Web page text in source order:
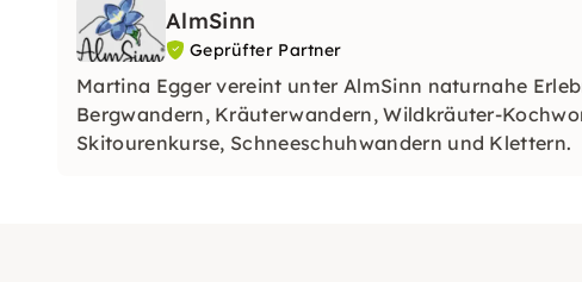
AlmSinn
Geprüfter Partner
Martina Egger vereint unter AlmSinn naturnahe
Bergwandern, Kräuterwandern, Wildkräuter-
Skitourenkurse, Schneeschuhwandern und Klettern.